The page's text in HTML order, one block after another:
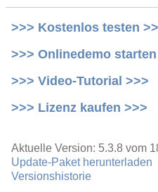
>>> Kostenlos testen
>>> Onlinedemo
>>> Video-Tutorial >>>
>>> Lizenz kaufen >>>
Aktuelle Version: 5.3.8 vom
Update-Paket herunterladen
Versionshistorie